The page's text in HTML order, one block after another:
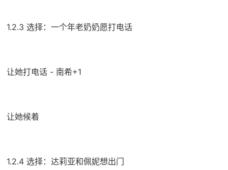
1.2.3 选择：一个年老奶奶愿打电话
让她打电话 - 南希+1
让她候着
1.2.4 选择：达莉亚和佩妮想出门